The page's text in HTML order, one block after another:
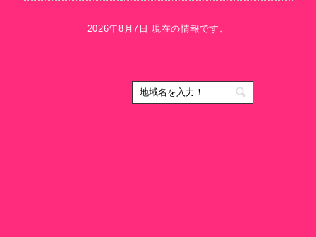
2026年8月7日 現在の情報です。